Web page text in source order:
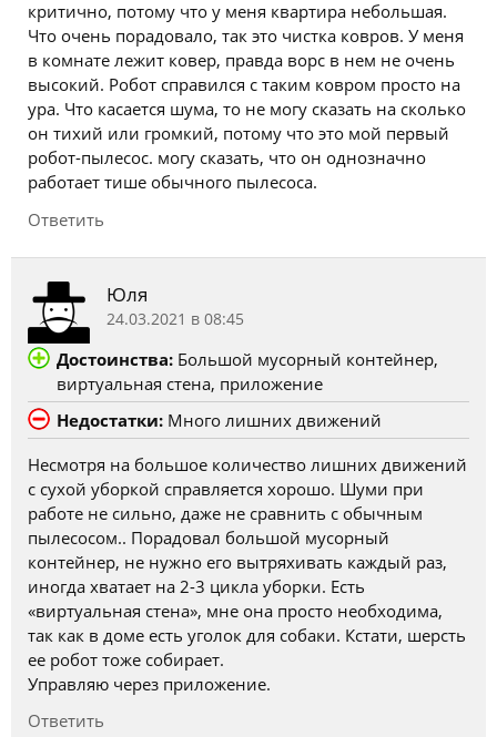
критично, потому что у меня квартира небольшая.
Что очень порадовало, так это чистка ковров. У меня
в комнате лежит ковер, правда ворс в нем не очень
высокий. Робот справился с таким ковром просто на
ура. Что касается шума, то не могу сказать на сколько
он тихий или громкий, потому что это мой первый
робот-пылесос. могу сказать, что он однозначно
работает тише обычного пылесоса.
Ответить
Юля
24.03.2021 в 08:45
Достоинства: Большой мусорный контейнер,
виртуальная стена, приложение
Недостатки: Много лишних движений
Несмотря на большое количество лишних движений
с сухой уборкой справляется хорошо. Шуми при
работе не сильно, даже не сравнить с обычным
пылесосом.. Порадовал большой мусорный
контейнер, не нужно его вытряхивать каждый раз,
иногда хватает на 2-3 цикла уборки. Есть
«виртуальная стена», мне она просто необходима,
так как в доме есть уголок для собаки. Кстати, шерсть
ее робот тоже собирает.
Управляю через приложение.
Ответить